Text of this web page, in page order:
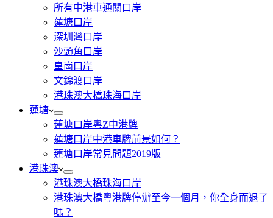
所有中港車通關口岸
蓮塘口岸
深圳灣口岸
沙頭角口岸
皇崗口岸
文錦渡口岸
港珠澳大橋珠海口岸
蓮塘
蓮塘口岸粵Z中港牌
蓮塘口岸中港車牌前景如何？
蓮塘口岸常見問題2019版
港珠澳
港珠澳大橋珠海口岸
港珠澳大橋粵港牌停辦至今一個月，你全身而退了
嗎？